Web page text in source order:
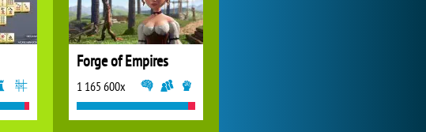
Forge of Empires
1 165 600x